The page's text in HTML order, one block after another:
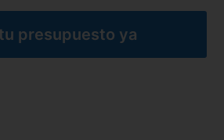
presupuesto ya